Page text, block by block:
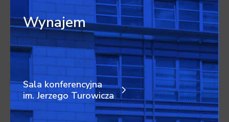
Wynajem
Sala konferencyjna
im. Jerzego Turowicza